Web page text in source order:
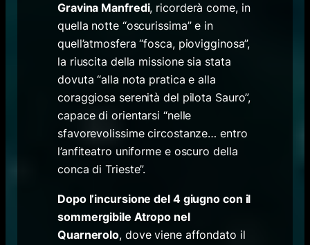
Gravina Manfredi, ricorderà come, in
quella notte “oscurissima” e in
quell’atmosfera “fosca, piovigginosa”,
la riuscita della missione sia stata
dovuta “alla nota pratica e alla
coraggiosa serenità del pilota Sauro”,
capace di orientarsi “nelle
sfavorevolissime circostanze… entro
l’anfiteatro uniforme e oscuro della
conca di Trieste”.
Dopo l’incursione del 4 giugno con il
sommergibile Atropo nel
Quarnerolo, dove viene affondato il